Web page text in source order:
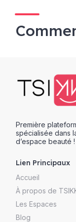
Première
spécialisée dans
d’espace beauté !
Lien Principaux
Accueil
À propos de
Les Espaces
Blog